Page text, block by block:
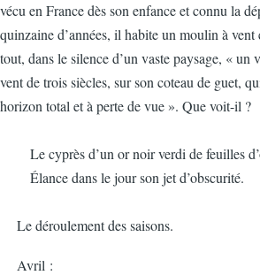
vécu en France dès son enfance et connu la
quinzaine d’années, il habite un moulin à
tout, dans le silence d’un vaste paysage, «
vent de trois siècles, sur son coteau de guet,
horizon total et à perte de vue ». Que voit-il ?
Le cyprès d’un or noir verdi de feuilles
Élance dans le jour son jet d’obscurité.
Le déroulement des saisons.
Avril :